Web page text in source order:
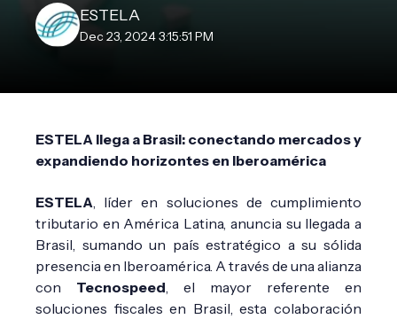
ESTELA
Dec 23, 2024 3:15:51 PM
ESTELA llega a Brasil: conectando mercados y
expandiendo horizontes en Iberoamérica
ESTELA , líder en soluciones de cumplimiento
tributario en América Latina, anuncia su llegada a
Brasil, sumando un país estratégico a su sólida
presencia en Iberoamérica. A través de una alianza
con Tecnospeed , el mayor referente en
soluciones fiscales en Brasil, esta colaboración